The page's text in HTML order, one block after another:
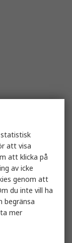
statistisk
att visa
att klicka på
av icke
genom att
du inte vill ha
begränsa
mer